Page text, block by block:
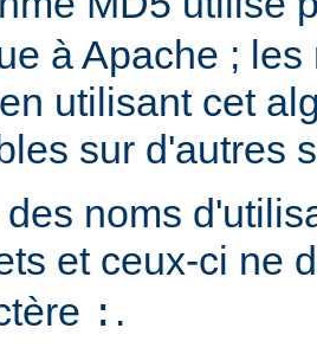
à Apache ;
utilisant cet
sur d'autres
noms
et ceux-ci ne
: .